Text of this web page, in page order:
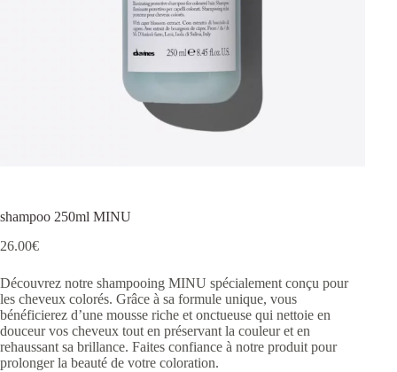
shampoo 250ml MINU
26.00€
Découvrez notre shampooing MINU spécialement conçu pour
les cheveux colorés. Grâce à sa formule unique, vous
bénéficierez d’une mousse riche et onctueuse qui nettoie en
douceur vos cheveux tout en préservant la couleur et en
rehaussant sa brillance. Faites confiance à notre produit pour
prolonger la beauté de votre coloration.